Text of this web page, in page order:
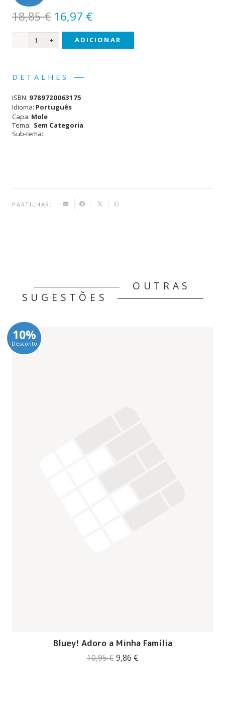
18,85€ O
preço
original
18,85 €.
16,97 €O
preço
atual
Quantidade
ADICIONAR
DETALHES
ISBN: 9789720063175
Idioma: Português
Capa: Mole
Tema: Sem Categoria
Sub-tema:
PARTILHAR:
OUTRAS
SUGESTÕES
10%
Desconto
Bluey! Adoro a Minha Família
10,95€ O
9,86 €O